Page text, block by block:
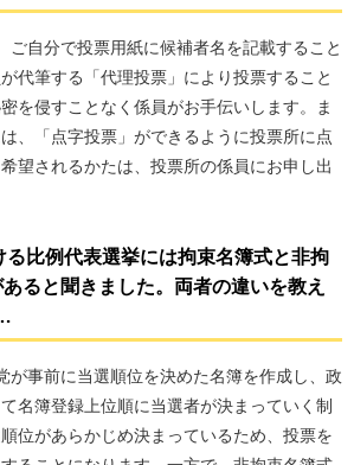
自分で投票用紙に候補者名を記載すること
代筆する「代理投票」により投票すること
を侵すことなく係員がお手伝いします。ま
、「点字投票」ができるように投票所に点
望されるかたは、投票所の係員にお申し出
比例代表選挙には拘束名簿式と非拘
ると聞きました。両者の違いを教え
事前に当選順位を決めた名簿を作成し、政
名簿登録上位順に当選者が決まっていく制
位があらかじめ決まっているため、投票を